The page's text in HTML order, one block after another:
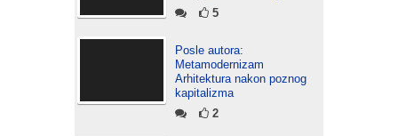
5
Posle autora:
Metamodernizam
Arhitektura nakon poznog
kapitalizma
2